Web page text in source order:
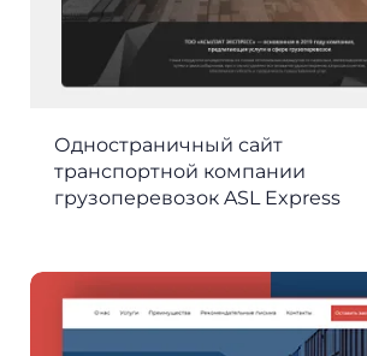
Одностраничный сайт
транспортной компании
грузоперевозок ASL Express